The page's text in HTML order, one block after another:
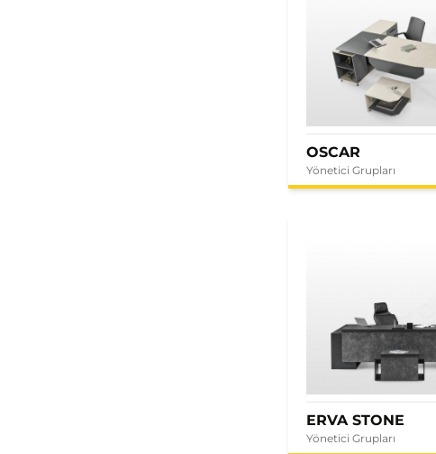
OSCAR
Yönetici Grupları
ERVA STONE
Yönetici Grupları